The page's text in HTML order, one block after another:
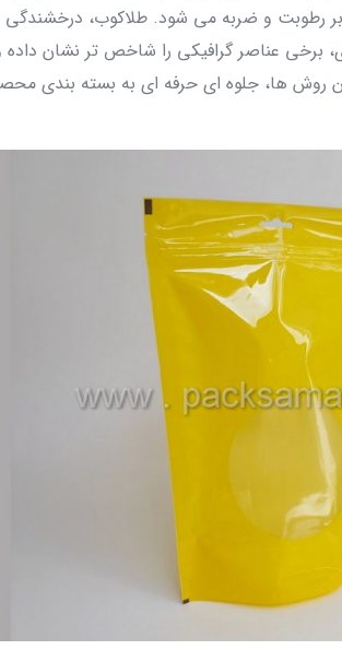
رطوبت و ضربه می‌ شود. طلاکوب،
عناصر گرافیکی را شاخص‌ تر نشان داده
روش‌ ها، جلوه‌ ای حرفه‌ ای به بسته‌ بندی